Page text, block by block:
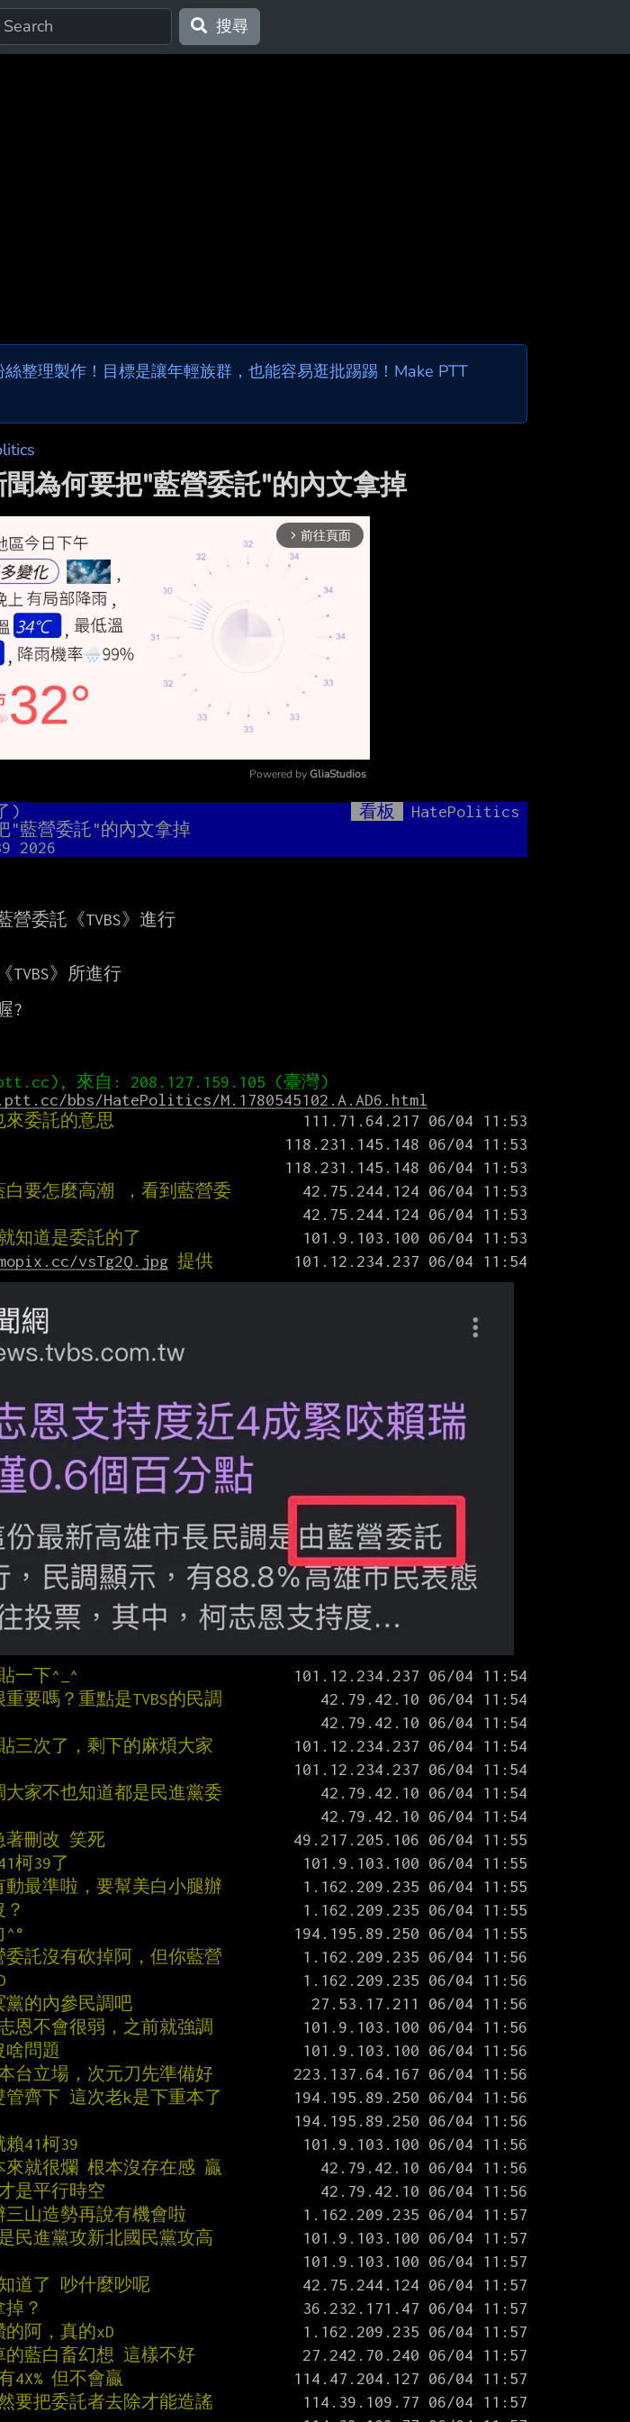
搜尋
整理製作！目標是讓年輕族群，也能容易逛批踢踢！Make PTT
為何要把"藍營委託"的內文拿掉
arrow_forward_ios 前往頁面
Powered by GliaStudios
) 看板
HatePolitics
"藍營委託"的內文拿掉
2026
營委託《TVBS》進行
TVBS》所進行
?
bbs/HatePolitics/M.1780545102.A.AD6.html
委託的意思
要怎麼高潮 ，看到藍營委
知道是委託的了
vsTg2Q.jpg 提供
一下^_^
要嗎？重點是TVBS的民調
三次了，剩下的麻煩大家
家不也知道都是民進黨委
刪改 笑死
柯39了
最準啦，要幫美白小腿辦
^°
託沒有砍掉阿，但你藍營
的內參民調吧
恩不會很弱，之前就強調
啥問題
台立場，次元刀先準備好
齊下 這次老k是下重本了
41柯39
來就很爛 根本沒存在感 贏
是平行時空
山造勢再說有機會啦
民進黨攻新北國民黨攻高
道了 吵什麼吵呢
？
阿，真的xD
藍白畜幻想 這樣不好
4X% 但不會贏
要把委託者去除才能造謠